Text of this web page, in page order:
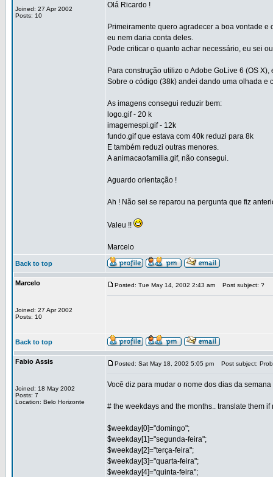
Joined: 27 Apr 2002
Posts: 10
Olá Ricardo !
Primeiramente quero agradecer a boa vontade
eu nem daria conta deles.
Pode criticar o quanto achar necessário, eu sei
Para construção utilizo o Adobe GoLive 6 (OS
Sobre o código (38k) andei dando uma olhada e
As imagens consegui reduzir bem:
logo.gif - 20 k
imagemespi.gif - 12k
fundo.gif que estava com 40k reduzi para 8k
E também reduzi outras menores.
A animacaofamilia.gif, não consegui.
Aguardo orientação !
Ah ! Não sei se reparou na pergunta que fiz
Valeu !!
Marcelo
Back to top
Marcelo
Joined: 27 Apr 2002
Posts: 10
Posted: Tue May 14, 2002 2:43 am Post subject: ?
Back to top
Fabio Assis
Joined: 18 May 2002
Posts: 7
Location: Belo Horizonte
Posted: Sat May 18, 2002 5:05 pm Post subject:
Você diz para mudar o nome dos dias da
# the weekdays and the months.. translate them if
$weekday[0]="domingo";
$weekday[1]="segunda-feira";
$weekday[2]="terça-feira";
$weekday[3]="quarta-feira";
$weekday[4]="quinta-feira";